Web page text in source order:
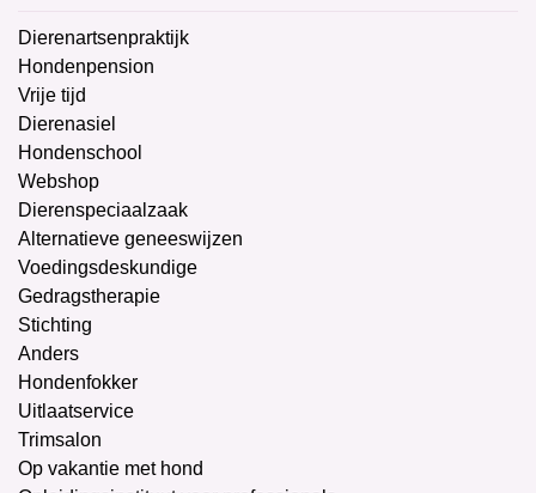
Dierenartsenpraktijk
Hondenpension
Vrije tijd
Dierenasiel
Hondenschool
Webshop
Dierenspeciaalzaak
Alternatieve geneeswijzen
Voedingsdeskundige
Gedragstherapie
Stichting
Anders
Hondenfokker
Uitlaatservice
Trimsalon
Op vakantie met hond